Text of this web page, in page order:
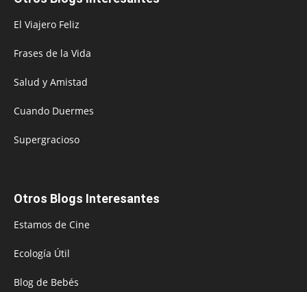
El Viajero Feliz
Frases de la Vida
Salud y Amistad
Cuando Duermes
Supergracioso
Otros Blogs Interesantes
Estamos de Cine
Ecología Útil
Blog de Bebés